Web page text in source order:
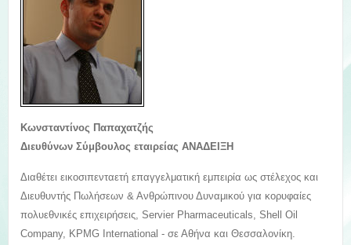
Κωνσταντίνος Παπαχατζής
Διευθύνων Σύμβουλος εταιρείας ΑΝΑΔΕΙΞΗ
Διαθέτει εικοσιπενταετή επαγγελματική εμπειρία ως στέλεχος και
Διευθυντής Πωλήσεων & Ανθρώπινου Δυναμικού για κορυφαίες
πολυεθνικές επιχειρήσεις, Servier Pharmaceuticals, Shell Oil
Company, KPMG International - σε Αθήνα και Θεσσαλονίκη.